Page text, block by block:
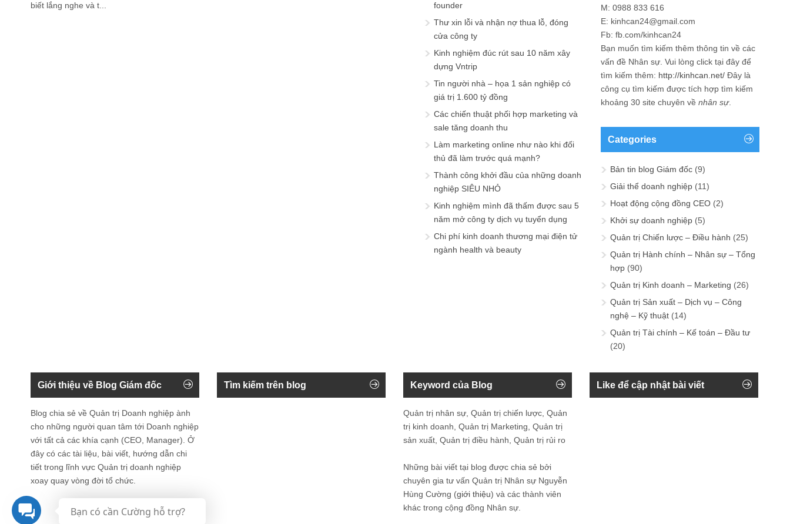
biết lắng nghe và t...
founder
Thư xin lỗi và nhận nợ thua lỗ, đóng
cửa công ty
Kinh nghiệm đúc rút sau 10 năm xây
dựng Vntrip
Tin người nhà – họa 1 sản nghiệp có
giá trị 1.600 tỷ đồng
Các chiến thuật phối hợp marketing và
sale tăng doanh thu
Làm marketing online như nào khi đối
thủ đã làm trước quá mạnh?
Thành công khởi đầu của những doanh
nghiệp SIÊU NHỎ
Kinh nghiệm mình đã thấm được sau 5
năm mở công ty dịch vụ tuyển dụng
Chi phí kinh doanh thương mại điện tử
ngành health và beauty
M: 0988 833 616
E: kinhcan24@gmail.com
Fb: fb.com/kinhcan24
Bạn muốn tìm kiếm thêm thông tin về các
vấn đề Nhân sự . Vui lòng click tại đây để
tìm kiếm thêm: http://kinhcan.net/ Đây là
công cụ tìm kiếm được tích hợp tìm kiếm
khoảng 30 site chuyên về nhân sự.
Categories
Bản tin blog Giám đốc (9)
Giải thể doanh nghiệp (11)
Hoạt động cộng đồng CEO (2)
Khởi sự doanh nghiệp (5)
Quản trị Chiến lược – Điều hành (25)
Quản trị Hành chính – Nhân sự – Tổng
hợp (90)
Quản trị Kinh doanh – Marketing (26)
Quản trị Sản xuất – Dịch vụ – Công
nghệ – Kỹ thuật (14)
Quản trị Tài chính – Kế toán – Đầu tư
(20)
Giới thiệu về Blog Giám đốc
Blog chia sẻ về Quản trị Doanh nghiệp ành
cho những người quan tâm tới Doanh nghiệp
với tất cả các khía cạnh (CEO, Manager). Ở
đây có các tài liệu, bài viết, hướng dẫn chi
tiết trong lĩnh vực Quản trị doanh nghiệp
xoay quay vòng đời tổ chức.
Tìm kiếm trên blog Keyword của Blog
Quản trị nhân sự, Quản trị chiến lược, Quản
trị kinh doanh, Quản trị Marketing, Quản trị
sản xuất, Quản trị điều hành, Quản trị rủi ro
Những bài viết tại blog được chia sẻ bởi
chuyên gia tư vấn Quản trị Nhân sự Nguyễn
Hùng Cường (giới thiệu) và các thành viên
khác trong cộng đồng Nhân sự.
Like để cập nhật bài viết
Bạn có cần Cường hỗ trợ?